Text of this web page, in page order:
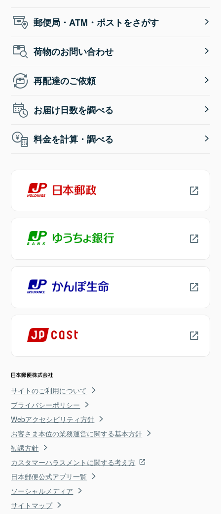
郵便局・ATM・ポストをさがす
荷物のお問い合わせ
再配達のご依頼
お届け日数を調べる
料金を計算・調べる
サイトのご利用について
プライバシーポリシー
Webアクセシビリティ方針
お客さま本位の業務運営に関する基本方針
勧誘方針
カスタマーハラスメントに関する考え方
日本郵便公式アプリ一覧
ソーシャルメディア
サイトマップ